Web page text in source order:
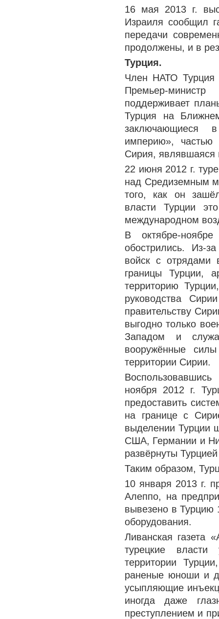
16 мая 2013 г.
Израиля сообщил
передачи
продолжены, и в
Турция.
Член НАТО Турция
Премьер-
поддерживает
Турция на
заключающиеся
империю», частью
Сирия, являвшаяся
22 июня 2012 г.
над Средиземным
того, как он
власти Турции
международном
В октябре-
обострились. Из-
войск с отрядами
границы Турции,
территорию
руководства
правительству
выгодно только
Западом и
вооружённые
территории Сирии.
ноября 2012 г.
предоставить
на границе с
выделении Турции
США, Германии и
развёрнуты
Таким образом,
10 января 2013 г.
Алеппо, на
вывезено в Турцию
оборудования.
Ливанская газета
турецкие
территории
раненые юноши и
усыпляющие
иногда даже
преступлением и